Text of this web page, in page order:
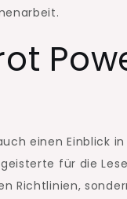
einen Einblick
für die
Richtlinien,